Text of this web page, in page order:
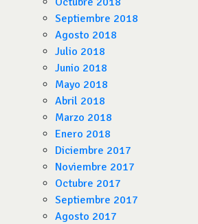
Septiembre 2018
Agosto 2018
Julio 2018
Junio 2018
Mayo 2018
Abril 2018
Marzo 2018
Enero 2018
Diciembre 2017
Noviembre 2017
Octubre 2017
Septiembre 2017
Agosto 2017